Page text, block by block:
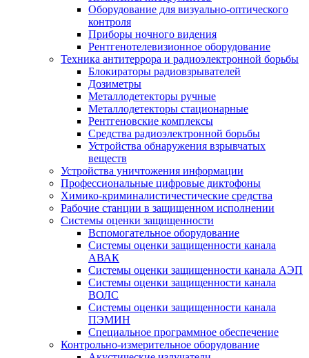
Оборудование для визуально-оптического
контроля
Приборы ночного видения
Рентгенотелевизионное оборудование
Техника антитеррора и радиоэлектронной борьбы
Блокираторы радиовзрывателей
Дозиметры
Металлодетекторы ручные
Металлодетекторы стационарные
Рентгеновские комплексы
Средства радиоэлектронной борьбы
Устройства обнаружения взрывчатых
веществ
Устройства уничтожения информации
Профессиональные цифровые диктофоны
Химико-криминалистичестические средства
Рабочие станции в защищенном исполнении
Системы оценки защищенности
Вспомогательное оборудование
Системы оценки защищенности канала
АВАК
Системы оценки защищенности канала АЭП
Системы оценки защищенности канала
ВОЛС
Системы оценки защищенности канала
ПЭМИН
Специальное программное обеспечение
Контрольно-измерительное оборудование